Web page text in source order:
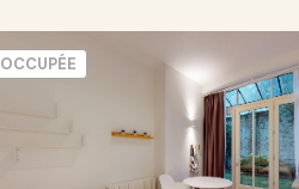
OCCUPÉE